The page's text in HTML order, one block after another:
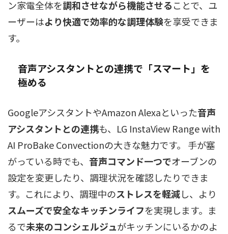
ン家電全体を調和させながら機能させることで、ユ
ーザーはより快適で効率的な調理体験を享受できま
す。
音声アシスタントとの連携で「スマート」を
極める
GoogleアシスタントやAmazon Alexaといった音声
アシスタントとの連携も、LG InstaView Range with
AI ProBake Convectionの大きな魅力です。 手が塞
がっている時でも、 音声コマンド一つでオーブンの
設定を変更したり、調理状況を確認したりできま
す。これにより、調理中のストレスを軽減し、より
スムーズで安全なキッチンライフを実現します。ま
るで未来のコンシェルジュがキッチンにいるかのよ